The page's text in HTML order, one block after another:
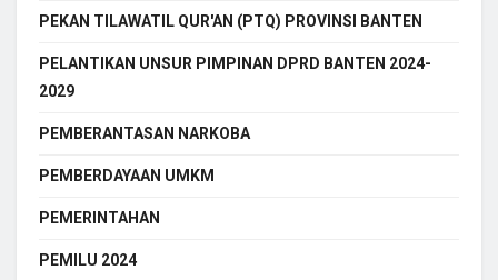
PEKAN TILAWATIL QUR'AN (PTQ) PROVINSI BANTEN
PELANTIKAN UNSUR PIMPINAN DPRD BANTEN 2024-
2029
PEMBERANTASAN NARKOBA
PEMBERDAYAAN UMKM
PEMERINTAHAN
PEMILU 2024